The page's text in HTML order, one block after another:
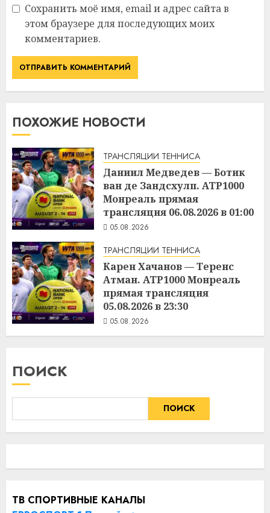
Сохранить моё имя, email и адрес сайта в
этом браузере для последующих моих
комментариев.
ПОХОЖИЕ НОВОСТИ
ТРАНСЛЯЦИИ ТЕННИСА
Даниил Медведев — Ботик
ван де Зандсхулп. ATP1000
Монреаль прямая
трансляция 06.08.2026 в 01:00
05.08.2026
ТРАНСЛЯЦИИ ТЕННИСА
Карен Хачанов — Теренс
Атман. ATP1000 Монреаль
прямая трансляция
05.08.2026 в 23:30
05.08.2026
ПОИСК
ПОИСК
ТВ СПОРТИВНЫЕ КАНАЛЫ